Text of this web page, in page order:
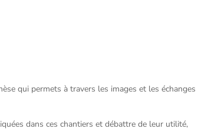
qui permets à travers les images et les échanges
dans ces chantiers et débattre de leur utilité,